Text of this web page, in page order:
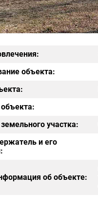
объекта:
участка:
и его
об объекте: